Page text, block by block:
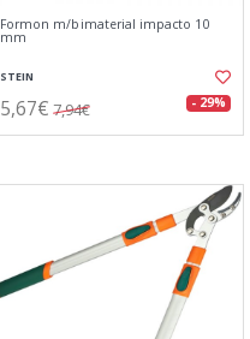
Formon m/bimaterial impacto 10
mm
STEIN
5,67€ 7,94€ - 29%